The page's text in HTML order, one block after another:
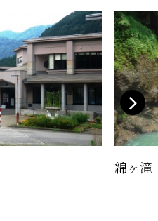
綿ヶ滝